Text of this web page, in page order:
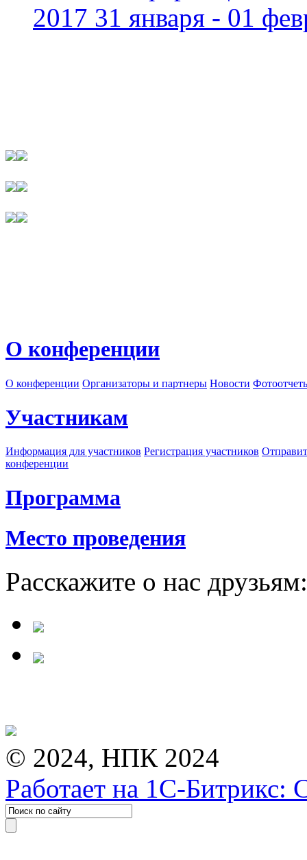
2017 31 января - 01
О конференции
О конференции Организаторы и партнеры Новости
Участникам
Информация для участников Регистрация участников
конференции
Программа
Место проведения
Расскажите о нас друзьям:
© 2024, НПК 2024
Работает на 1С-Битрикс: